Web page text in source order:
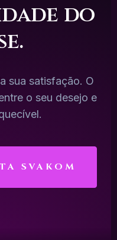
do
sua satisfação. O
o seu desejo e
SVAKOM